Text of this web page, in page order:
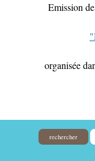
Emission
organisée
rechercher